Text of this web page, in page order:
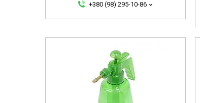
+380 (98) 295-10-86